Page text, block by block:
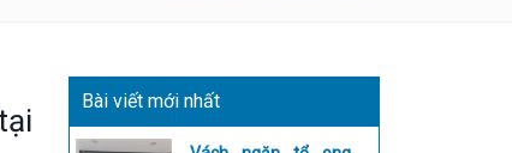
Bài viết mới nhất